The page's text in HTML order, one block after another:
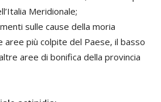
Meridionale;
sulle cause della moria
aree più colpite del Paese, il basso
aree di bonifica della provincia